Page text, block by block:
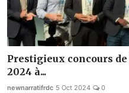
Prestigieux concours
2024 à...
newnarratifrdc 5 Oct 2024 0